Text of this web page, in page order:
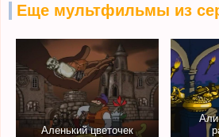
Еще мультфильмы из
Аленький цветочек